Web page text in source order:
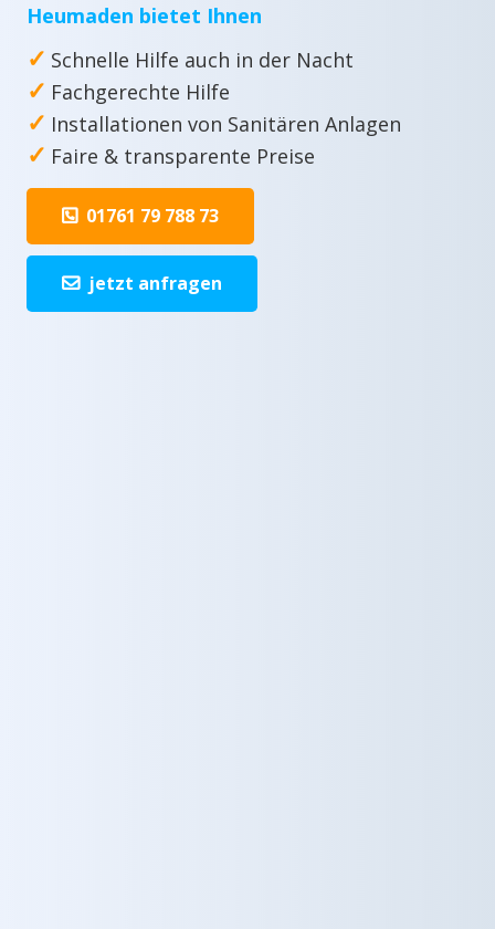
Heumaden bietet Ihnen
✓ Schnelle Hilfe auch in der Nacht
✓ Fachgerechte Hilfe
✓ Installationen von Sanitären Anlagen
✓ Faire & transparente Preise
01761 79 788 73
jetzt anfragen